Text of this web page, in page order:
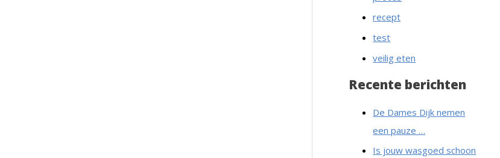
recept
test
veilig eten
Recente berichten
De Dames Dijk nemen
een pauze …
Is jouw wasgoed schoon